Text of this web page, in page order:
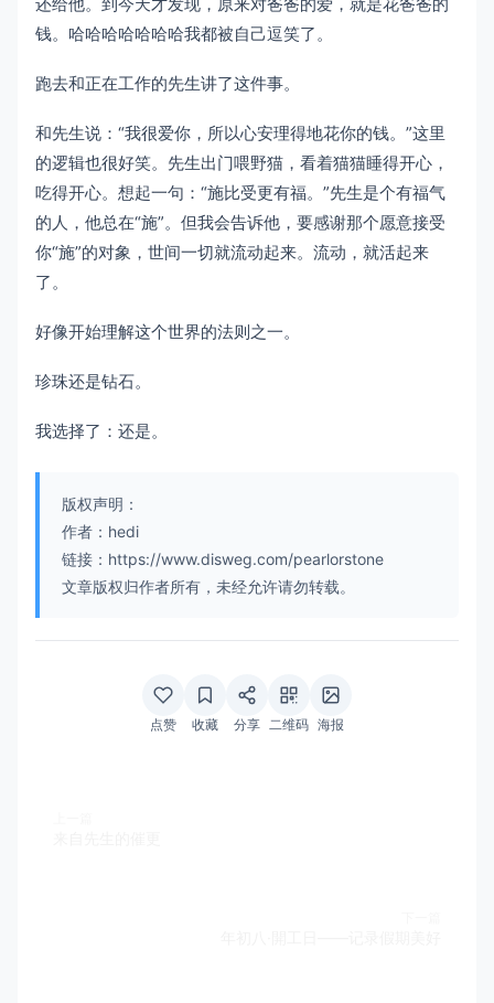
钱。哈哈哈哈哈哈哈我都被自己逗笑了。
跑去和正在工作的先生讲了这件事。
和先生说：“我很爱你，所以心安理得地花你的钱。”这里
的逻辑也很好笑。先生出门喂野猫，看着猫猫睡得开心，
吃得开心。想起一句：“施比受更有福。”先生是个有福气
的人，他总在“施”。但我会告诉他，要感谢那个愿意接受
你“施”的对象，世间一切就流动起来。流动，就活起来
了。
好像开始理解这个世界的法则之一。
珍珠还是钻石。
我选择了：还是。
版权声明：
作者：hedi
链接：https://www.disweg.com/pearlorstone
文章版权归作者所有，未经允许请勿转载。
点赞 收藏 分享 二维码 海报